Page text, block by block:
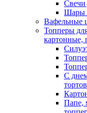
Свечи
Шары
Вафельные
Топперы
картонные,
С
тортов
Папе,